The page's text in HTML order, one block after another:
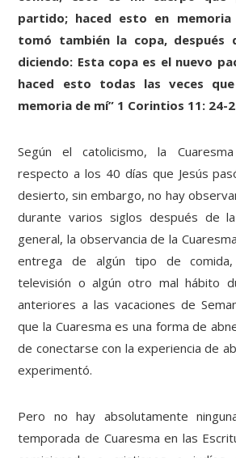
partido; haced esto en memoria
tomó también la copa, después
diciendo: Esta copa es el nuevo
haced esto todas las veces
memoria de mí” 1 Corintios 11: 24-
Según el catolicismo, la
respecto a los 40 días que Jesús
desierto, sin embargo, no hay
durante varios siglos después de
general, la observancia de la
entrega de algún tipo de
televisión o algún otro mal hábito
anteriores a las vacaciones de
que la Cuaresma es una forma de
de conectarse con la experiencia de
experimentó.
Pero no hay absolutamente
temporada de Cuaresma en las